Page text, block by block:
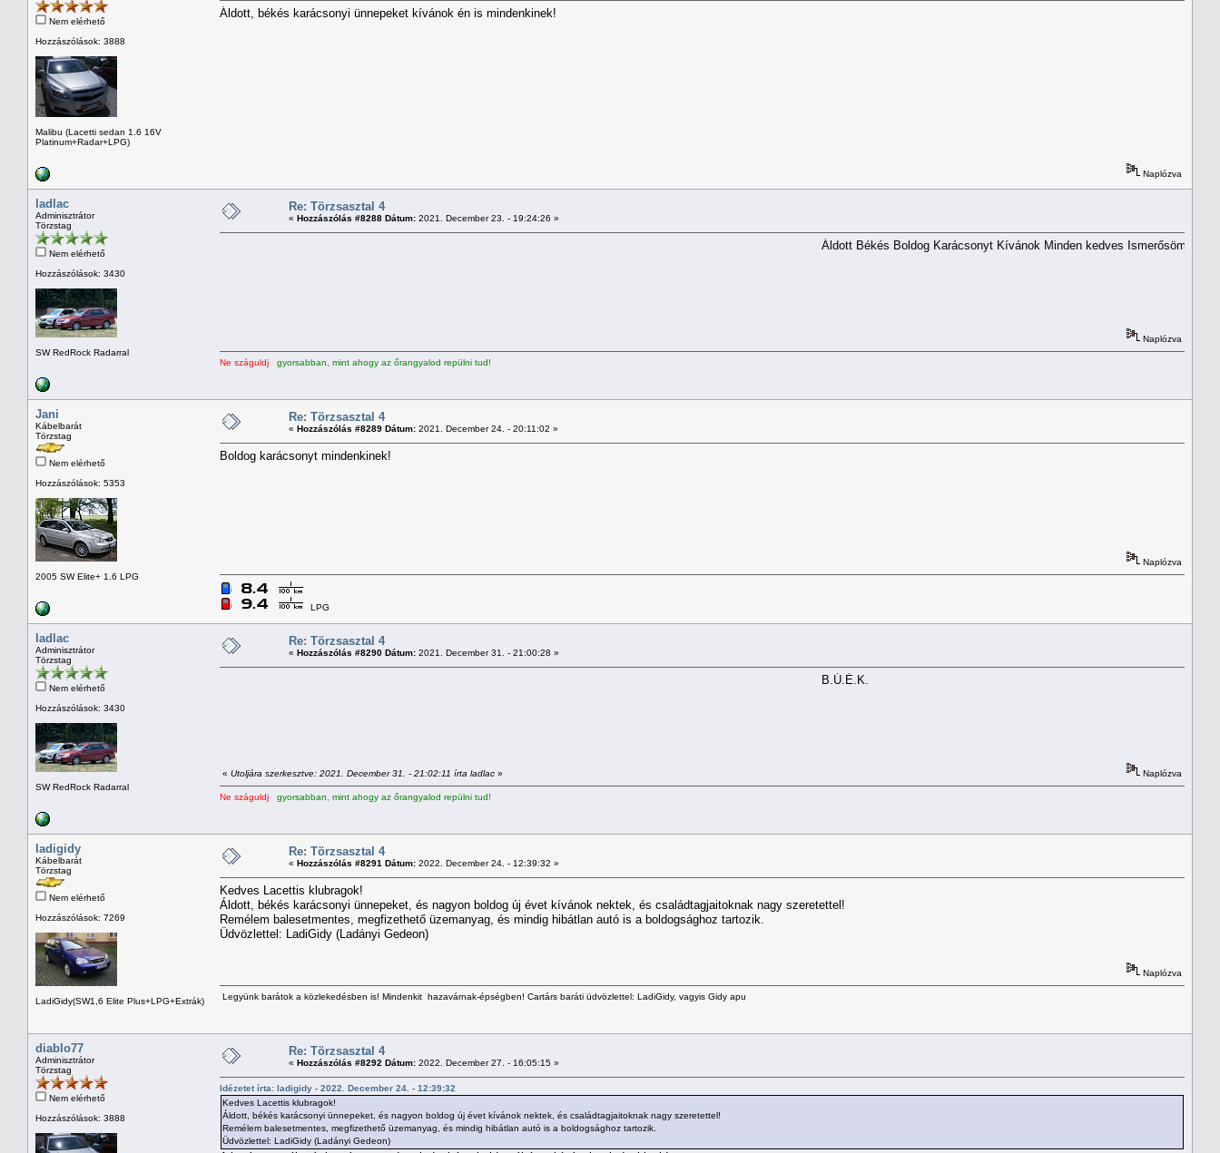
Nem elérhető
Hozzászólások: 3888
Malibu (Lacetti sedan 1.6 16V
Platinum+Radar+LPG)
Áldott, békés karácsonyi ünnepeket kívánok én is mindenkinek!
Naplózva
ladlac
Adminisztrátor
Törzstag
Nem elérhető
Hozzászólások: 3430
SW RedRock Radarral
Re: Törzsasztal 4
« Hozzászólás #8288 Dátum: 2021. December 23. - 19:24:26 »
Áldott Békés Boldog Karácsonyt Kívánok Minden kedves Ismerősömnek.
Naplózva
Ne száguldj gyorsabban, mint ahogy az őrangyalod repülni tud!
Jani
Kábelbarát
Törzstag
Nem elérhető
Hozzászólások: 5353
2005 SW Elite+ 1.6 LPG
Re: Törzsasztal 4
« Hozzászólás #8289 Dátum: 2021. December 24. - 20:11:02 »
Boldog karácsonyt mindenkinek!
Naplózva
LPG
ladlac
Adminisztrátor
Törzstag
Nem elérhető
Hozzászólások: 3430
SW RedRock Radarral
Re: Törzsasztal 4
« Hozzászólás #8290 Dátum: 2021. December 31. - 21:00:28 »
B.Ú.É.K.
« Utoljára szerkesztve: 2021. December 31. - 21:02:11 írta ladlac » Naplózva
Ne száguldj gyorsabban, mint ahogy az őrangyalod repülni tud!
ladigidy
Kábelbarát
Törzstag
Nem elérhető
Hozzászólások: 7269
LadiGidy(SW1,6 Elite Plus+LPG+Extrák)
Re: Törzsasztal 4
« Hozzászólás #8291 Dátum: 2022. December 24. - 12:39:32 »
Kedves Lacettis klubragok!
Áldott, békés karácsonyi ünnepeket, és nagyon boldog új évet kívánok nektek, és családtagjaitoknak nagy szeretettel!
Remélem balesetmentes, megfizethető üzemanyag, és mindig hibátlan autó is a boldogsághoz tartozik.
Üdvözlettel: LadiGidy (Ladányi Gedeon)
Naplózva
Legyünk barátok a közlekedésben is! Mindenkit hazavárnak-épségben! Cartárs baráti üdvözlettel: LadiGidy, vagyis Gidy apu
diablo77
Adminisztrátor
Törzstag
Nem elérhető
Hozzászólások: 3888
Re: Törzsasztal 4
« Hozzászólás #8292 Dátum: 2022. December 27. - 16:05:15 »
Idézetet írta: ladigidy - 2022. December 24. - 12:39:32
Kedves Lacettis klubragok!
Áldott, békés karácsonyi ünnepeket, és nagyon boldog új évet kívánok nektek, és családtagjaitoknak nagy szeretettel!
Remélem balesetmentes, megfizethető üzemanyag, és mindig hibátlan autó is a boldogsághoz tartozik.
Üdvözlettel: LadiGidy (Ladányi Gedeon)